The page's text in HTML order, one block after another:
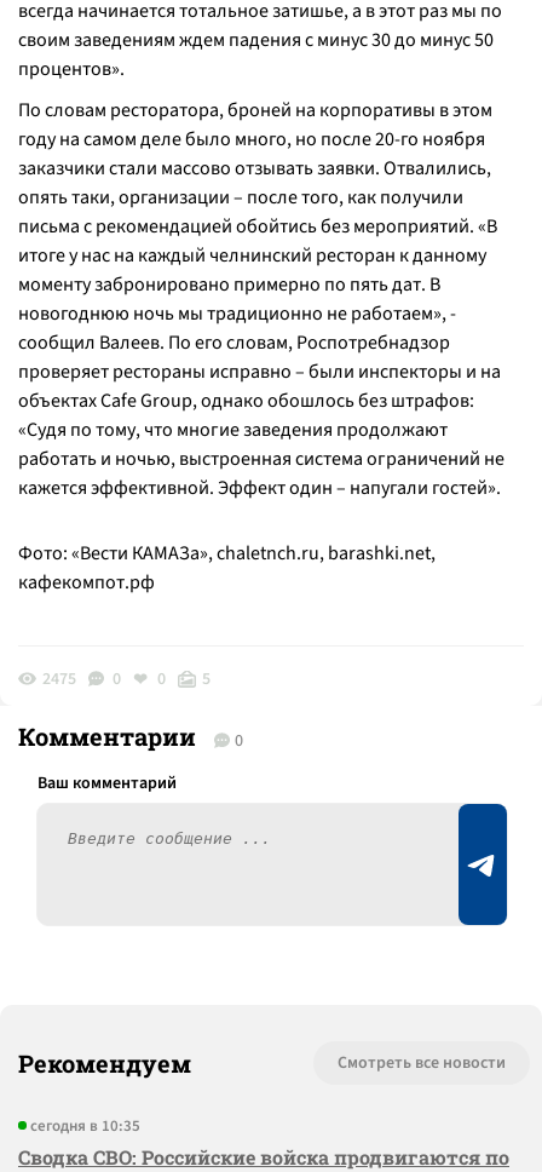
всегда начинается тотальное затишье, а в этот раз мы по
своим заведениям ждем падения с минус 30 до минус 50
процентов».
По словам ресторатора, броней на корпоративы в этом
году на самом деле было много, но после 20-го ноября
заказчики стали массово отзывать заявки. Отвалились,
опять таки, организации – после того, как получили
письма с рекомендацией обойтись без мероприятий. «В
итоге у нас на каждый челнинский ресторан к данному
моменту забронировано примерно по пять дат. В
новогоднюю ночь мы традиционно не работаем», -
сообщил Валеев. По его словам, Роспотребнадзор
проверяет рестораны исправно – были инспекторы и на
объектах Cafe Group, однако обошлось без штрафов:
«Судя по тому, что многие заведения продолжают
работать и ночью, выстроенная система ограничений не
кажется эффективной. Эффект один – напугали гостей».
Фото: «Вести КАМАЗа», chaletnch.ru, barashki.net,
кафекомпот.рф
2475 0 0 5
Комментарии 0
Рекомендуем Смотреть все новости
сегодня в 10:35
Сводка СВО: Российские войска продвигаются по